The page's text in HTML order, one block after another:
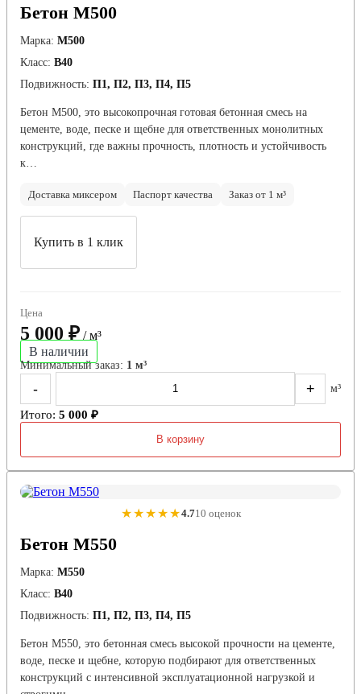
Бетон М500
Марка: М500
Класс: В40
Подвижность: П1, П2, П3, П4, П5
Бетон М500, это высокопрочная готовая бетонная смесь на
цементе, воде, песке и щебне для ответственных монолитных
конструкций, где важны прочность, плотность и устойчивость
к…
Доставка миксером Паспорт качества Заказ от 1 м³
Купить в 1 клик
Цена
5 000 ₽ / м³
В наличии
Минимальный заказ: 1 м³
- + м³
Итого: 5 000 ₽
В корзину
★★★★★4.710 оценок
Бетон М550
Марка: М550
Класс: В40
Подвижность: П1, П2, П3, П4, П5
Бетон М550, это бетонная смесь высокой прочности на цементе,
воде, песке и щебне, которую подбирают для ответственных
конструкций с интенсивной эксплуатационной нагрузкой и